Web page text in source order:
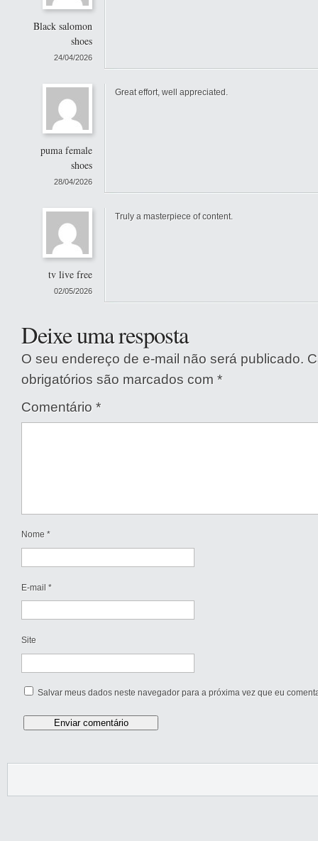
Black salomon
shoes
24/04/2026
puma female
shoes
28/04/2026
Great effort, well appreciated.
tv live free
02/05/2026
Truly a masterpiece of content.
Deixe uma resposta
O seu endereço de e-mail não será publicado.
obrigatórios são marcados com *
Comentário *
Nome *
E-mail *
Site
Salvar meus dados neste navegador para a próxima vez que eu